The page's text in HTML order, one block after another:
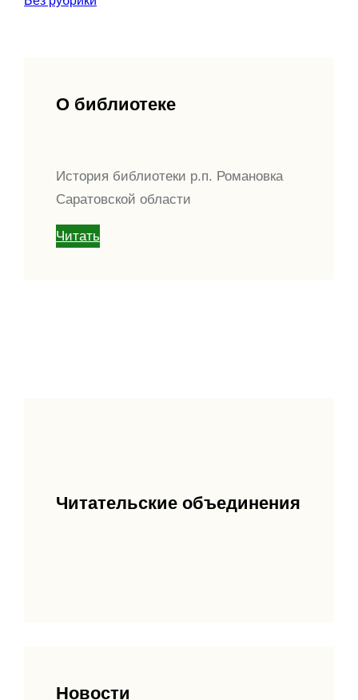
О библиотеке
История библиотеки р.п. Романовка
Саратовской области
Читать
Читательские объединения
Новости